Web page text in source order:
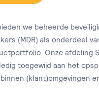
we beheerde
(MDR) als onderdeel
Onze afdeling
toegewijd aan het
(klant)omgevingen